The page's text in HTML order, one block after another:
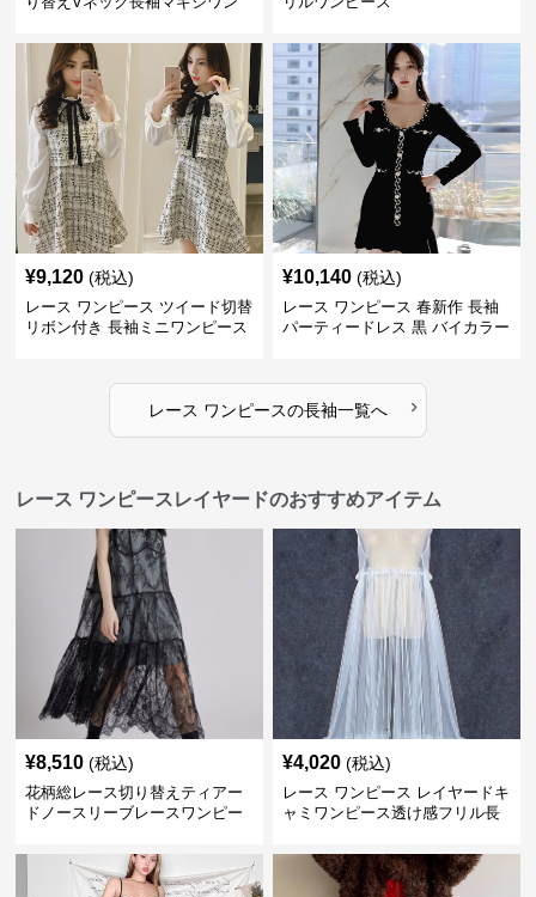
¥9,120 (税込)
レース ワンピース ツイード切替
リボン付き 長袖ミニワンピース
¥10,140 (税込)
レース ワンピース 春新作 長袖
パーティードレス 黒 バイカラー
レース ワンピースの長袖一覧へ ›
レース ワンピースレイヤードのおすすめアイテム
¥8,510 (税込)
花柄総レース切り替えティアー
ドノースリーブレースワンピー
¥4,020 (税込)
レース ワンピース レイヤードキ
ャミワンピース透け感フリル長